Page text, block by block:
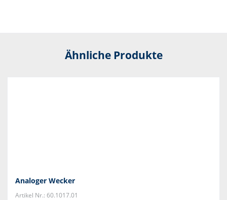
Ähnliche Produkte
Analoger Wecker
Artikel Nr.: 60.1017.01